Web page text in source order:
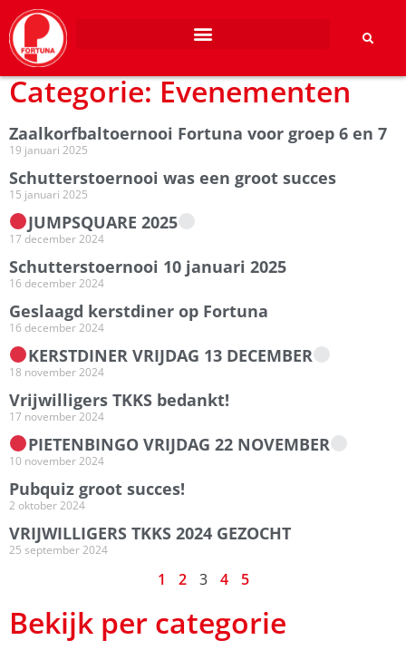
Categorie: Evenementen
Zaalkorfbaltoernooi Fortuna voor groep 6 en 7
19 januari 2025
Schutterstoernooi was een groot succes
15 januari 2025
JUMPSQUARE 2025
17 december 2024
Schutterstoernooi 10 januari 2025
16 december 2024
Geslaagd kerstdiner op Fortuna
16 december 2024
KERSTDINER VRIJDAG 13 DECEMBER
18 november 2024
Vrijwilligers TKKS bedankt!
17 november 2024
PIETENBINGO VRIJDAG 22 NOVEMBER
10 november 2024
Pubquiz groot succes!
2 oktober 2024
VRIJWILLIGERS TKKS 2024 GEZOCHT
25 september 2024
1 2 3 4 5
Bekijk per categorie